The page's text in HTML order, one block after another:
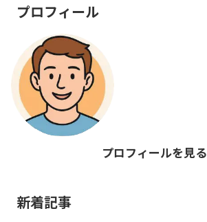
プロフィール
プロフィールを見る
新着記事